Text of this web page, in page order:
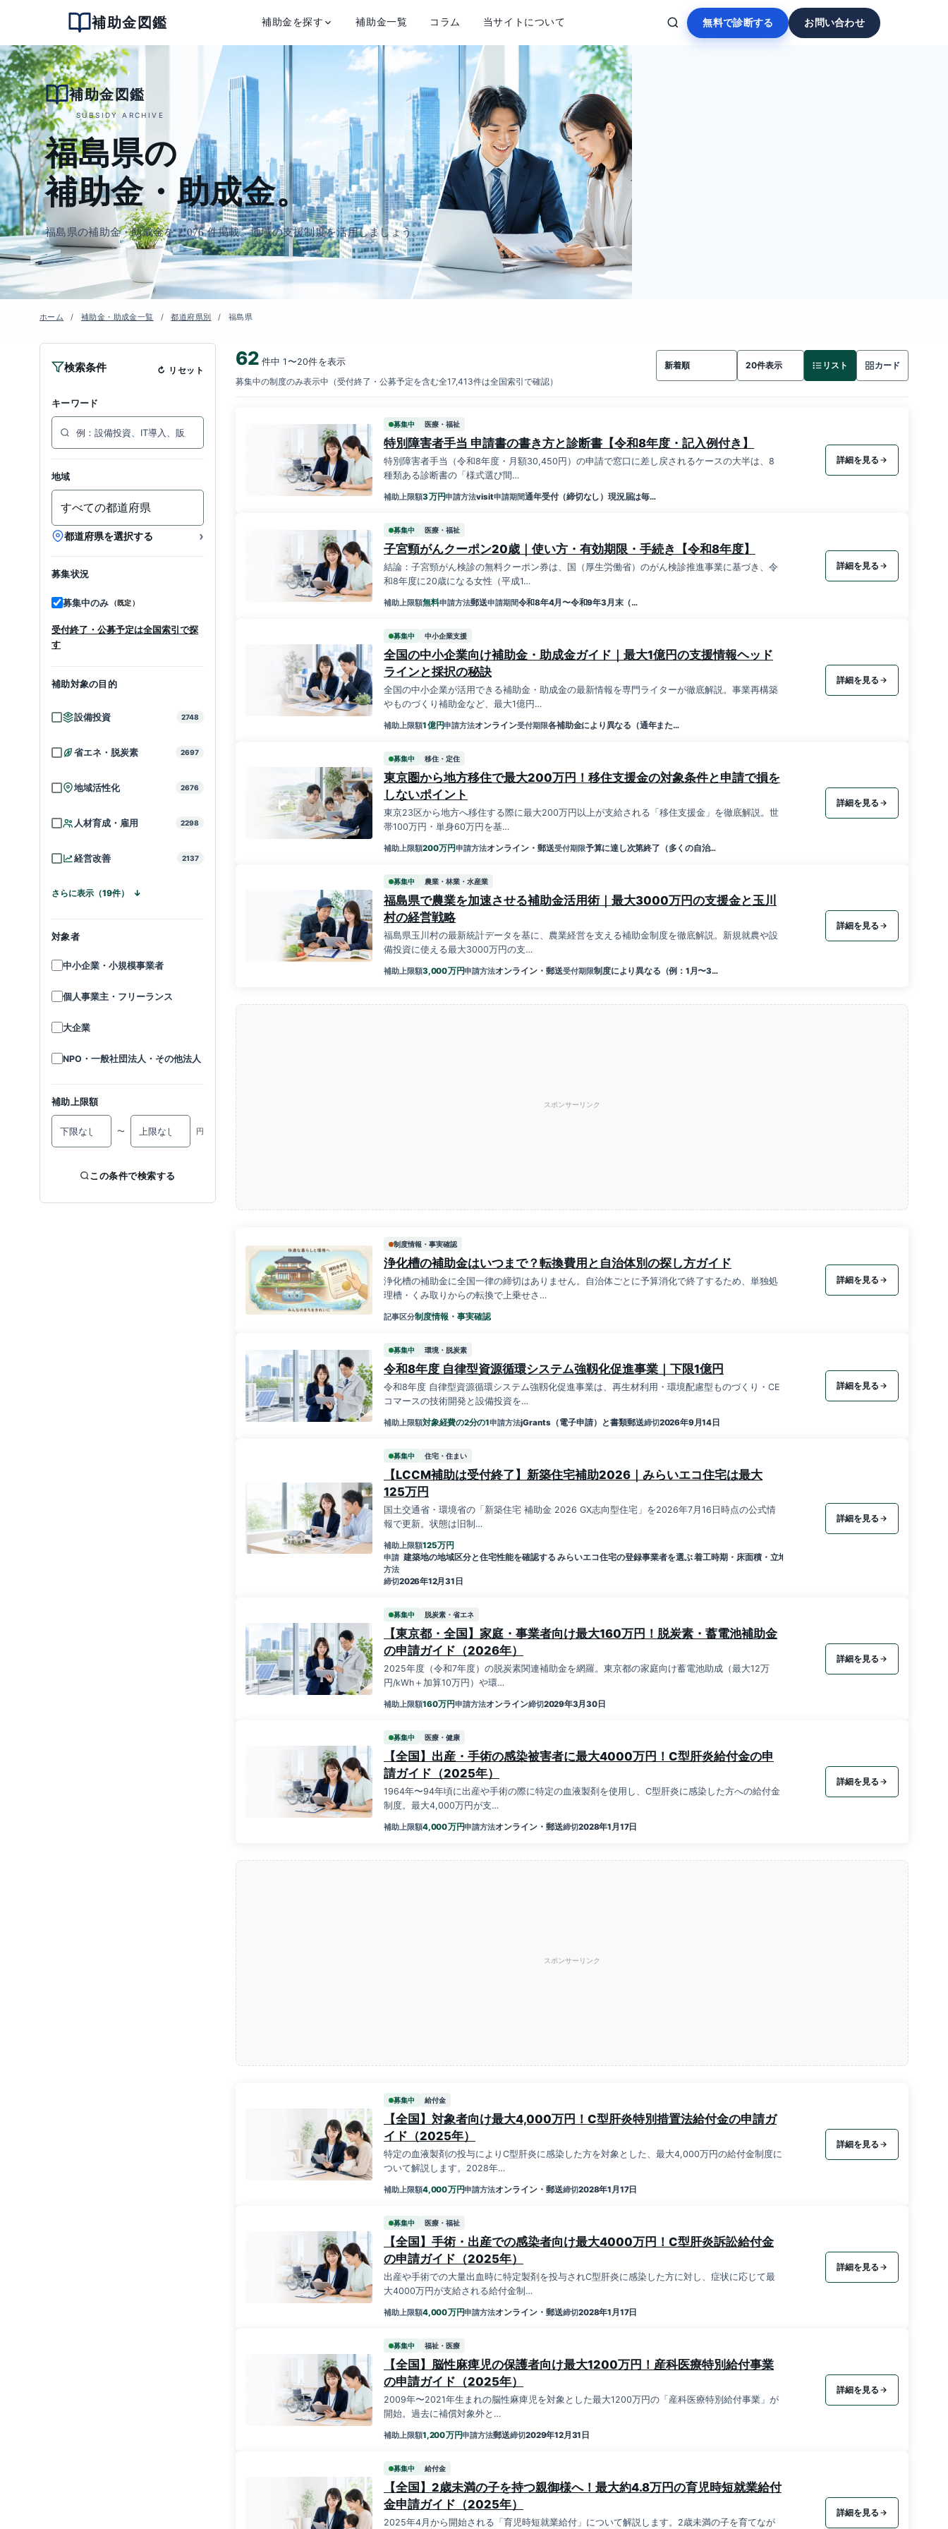
補助金図鑑 補助金を探す 補助金一覧 コラム 当サイトについて 無料で診断する お問い合わせ
補助金図鑑
SUBSIDY ARCHIVE
福島県の
補助金・助成金。
福島県の補助金・助成金を 2,076 件掲載。地域の支援制度を活用しましょう。
ホーム 補助金・助成金一覧 都道府県別 福島県
検索条件 リセット
キーワード
地域
都道府県を選択する ›
募集状況
募集中のみ （既定）
受付終了・公募予定は全国索引で探
す
補助対象の目的
設備投資 2748
省エネ・脱炭素 2697
地域活性化 2676
人材育成・雇用 2298
経営改善 2137
さらに表示（19件）
対象者
中小企業・小規模事業者
個人事業主・フリーランス
大企業
NPO・一般社団法人・その他法人
補助上限額
〜 円
この条件で検索する
62 件中 1〜20件を表示
募集中の制度のみ表示中（受付終了・公募予定を含む全17,413件は全国索引で確認）
リスト カード
募集中 医療・福祉
特別障害者手当 申請書の書き方と診断書【令和8年度・記入例付き】
特別障害者手当（令和8年度・月額30,450円）の申請で窓口に差し戻されるケースの大半は、8
種類ある診断書の「様式選び間…
補助上限額3万円申請方法visit申請期間通年受付（締切なし）現況届は毎…
詳細を見る
募集中 医療・福祉
子宮頸がんクーポン20歳｜使い方・有効期限・手続き【令和8年度】
結論：子宮頸がん検診の無料クーポン券は、国（厚生労働省）のがん検診推進事業に基づき、令
和8年度に20歳になる女性（平成1…
補助上限額無料申請方法郵送申請期間令和8年4月〜令和9年3月末（…
詳細を見る
募集中 中小企業支援
全国の中小企業向け補助金・助成金ガイド｜最大1億円の支援情報ヘッド
ラインと採択の秘訣
全国の中小企業が活用できる補助金・助成金の最新情報を専門ライターが徹底解説。事業再構築
やものづくり補助金など、最大1億円…
補助上限額1億円申請方法オンライン受付期限各補助金により異なる（通年また…
詳細を見る
募集中 移住・定住
東京圏から地方移住で最大200万円！移住支援金の対象条件と申請で損を
しないポイント
東京23区から地方へ移住する際に最大200万円以上が支給される「移住支援金」を徹底解説。世
帯100万円・単身60万円を基…
補助上限額200万円申請方法オンライン・郵送受付期限予算に達し次第終了（多くの自治…
詳細を見る
募集中 農業・林業・水産業
福島県で農業を加速させる補助金活用術｜最大3000万円の支援金と玉川
村の経営戦略
福島県玉川村の最新統計データを基に、農業経営を支える補助金制度を徹底解説。新規就農や設
備投資に使える最大3000万円の支…
補助上限額3,000万円申請方法オンライン・郵送受付期限制度により異なる（例：1月〜3…
詳細を見る
スポンサーリンク
制度情報・事実確認
浄化槽の補助金はいつまで？転換費用と自治体別の探し方ガイド
浄化槽の補助金に全国一律の締切はありません。自治体ごとに予算消化で終了するため、単独処
理槽・くみ取りからの転換で上乗せさ…
記事区分制度情報・事実確認
詳細を見る
募集中 環境・脱炭素
令和8年度 自律型資源循環システム強靱化促進事業｜下限1億円
令和8年度 自律型資源循環システム強靱化促進事業は、再生材利用・環境配慮型ものづくり・CE
コマースの技術開発と設備投資を…
補助上限額対象経費の2分の1申請方法jGrants（電子申請）と書類郵送締切2026年9月14日
詳細を見る
募集中 住宅・住まい
【LCCM補助は受付終了】新築住宅補助2026｜みらいエコ住宅は最大
125万円
国土交通省・環境省の「新築住宅 補助金 2026 GX志向型住宅」を2026年7月16日時点の公式情
報で更新。状態は旧制…
補助上限額125万円
申請
方法
建築地の地域区分と住宅性能を確認する みらいエコ住宅の登録事業者を選ぶ 着工時期・床面積・立地除外要件を確認する 事業者経由で予約・
締切2026年12月31日
詳細を見る
募集中 脱炭素・省エネ
【東京都・全国】家庭・事業者向け最大160万円！脱炭素・蓄電池補助金
の申請ガイド（2026年）
2025年度（令和7年度）の脱炭素関連補助金を網羅。東京都の家庭向け蓄電池助成（最大12万
円/kWh＋加算10万円）や環…
補助上限額160万円申請方法オンライン締切2029年3月30日
詳細を見る
募集中 医療・健康
【全国】出産・手術の感染被害者に最大4000万円！C型肝炎給付金の申
請ガイド（2025年）
1964年〜94年頃に出産や手術の際に特定の血液製剤を使用し、C型肝炎に感染した方への給付金
制度。最大4,000万円が支…
補助上限額4,000万円申請方法オンライン・郵送締切2028年1月17日
詳細を見る
スポンサーリンク
募集中 給付金
【全国】対象者向け最大4,000万円！C型肝炎特別措置法給付金の申請ガ
イド（2025年）
特定の血液製剤の投与によりC型肝炎に感染した方を対象とした、最大4,000万円の給付金制度に
ついて解説します。2028年…
補助上限額4,000万円申請方法オンライン・郵送締切2028年1月17日
詳細を見る
募集中 医療・福祉
【全国】手術・出産での感染者向け最大4000万円！C型肝炎訴訟給付金
の申請ガイド（2025年）
出産や手術での大量出血時に特定製剤を投与されC型肝炎に感染した方に対し、症状に応じて最
大4000万円が支給される給付金制…
補助上限額4,000万円申請方法オンライン・郵送締切2028年1月17日
詳細を見る
募集中 福祉・医療
【全国】脳性麻痺児の保護者向け最大1200万円！産科医療特別給付事業
の申請ガイド（2025年）
2009年〜2021年生まれの脳性麻痺児を対象とした最大1200万円の「産科医療特別給付事業」が
開始。過去に補償対象外と…
補助上限額1,200万円申請方法郵送締切2029年12月31日
詳細を見る
募集中 給付金
【全国】2歳未満の子を持つ親御様へ！最大約4.8万円の育児時短就業給付
金申請ガイド（2025年）
2025年4月から開始される「育児時短就業給付」について解説します。2歳未満の子を育てなが
詳細を見る